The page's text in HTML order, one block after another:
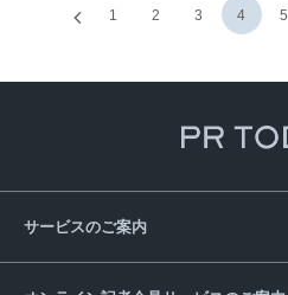
1 2 3 4 5
サービスのご案内